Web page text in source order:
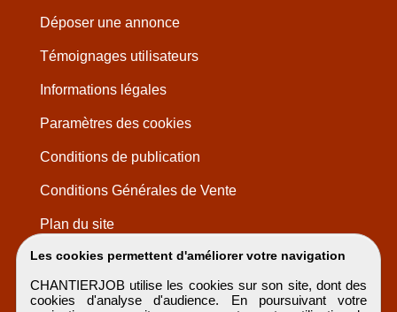
Les cookies permettent d'améliorer votre navigation
CHANTIERJOB utilise les cookies sur son site, dont des
cookies d'analyse d'audience. En poursuivant votre
Déposer une annonce
Témoignages utilisateurs
Informations légales
Paramètres des cookies
Conditions de publication
Conditions Générales de Vente
Plan du site